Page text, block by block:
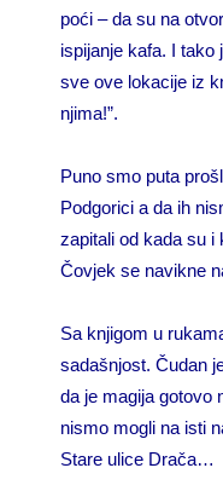
poći – da su na
ispijanje kafa. I tako
sve ove lokacije iz
njima!”.
Puno smo puta
Podgorici a da ih
zapitali od kada su i
Čovjek se navikne
Sa knjigom u
sadašnjost. Čudan
da je magija gotovo
nismo mogli na isti
Stare ulice Drača…